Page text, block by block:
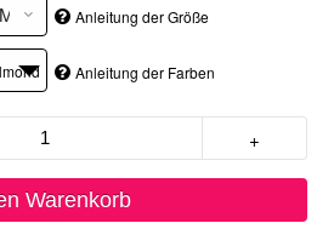
Anleitung der Größe
Anleitung der Farben
+
Warenkorb